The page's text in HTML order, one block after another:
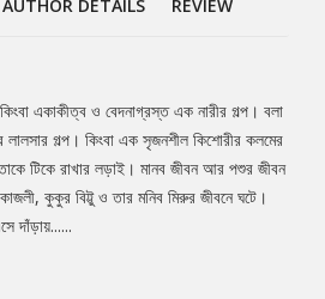
AUTHOR DETAILS REVIEW
একাকীত্ব ও বেদনাগ্রস্ত এক নারীর গল্প। বলা
লালসার গল্প। কিংবা এক সৃজনশীল কিশোরীর কলমের
টিকে রাখার লড়াই। মানব জীবন আর পশুর জীবন
কুকুর বিট্টু ও তার মনিব মিরুর জীবনে ঘটে।
দাঁড়ায়......